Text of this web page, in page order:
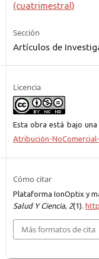
(cuatrimestral)
Sección
Artículos de
Licencia
Esta obra está bajo
Atribución-
Cómo citar
Plataforma IonOptix y
Salud Y Ciencia, 2(1).
Más formatos de cita